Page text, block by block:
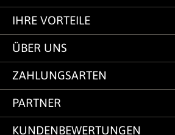
IHRE VORTEILE
ÜBER UNS
ZAHLUNGSARTEN
PARTNER
KUNDENBEWERTUNGEN